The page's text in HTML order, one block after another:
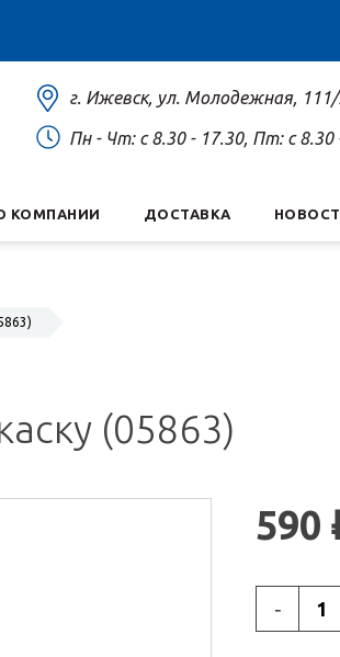
г. Ижевск, ул. Молодежная,
Пн - Чт: c 8.30 - 17.30, Пт: c 8.30
КОМПАНИИ ДОСТАВКА
(05863)
590
-